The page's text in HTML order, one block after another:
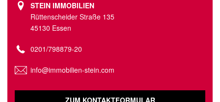
STEIN IMMOBILIEN
Rüttenscheider Straße 135
45130 Essen
0201/798879-20
info@immobilien-stein.com
ZUM KONTAKTFORMULAR